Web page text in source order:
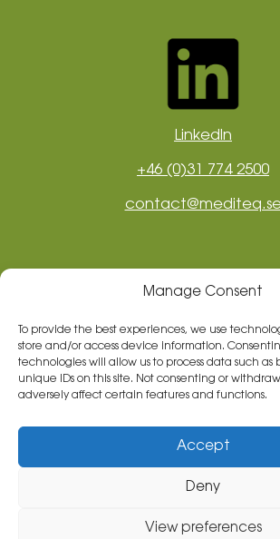
Manage Consent
To provide the best experiences, we use
store and/or access device information.
technologies will allow us to process data such as
unique IDs on this site. Not consenting or
adversely affect certain features and functions.
Accept
Deny
View preferences
LinkedIn
+46 (0)31 774 2500
Mediteq Svenkebo